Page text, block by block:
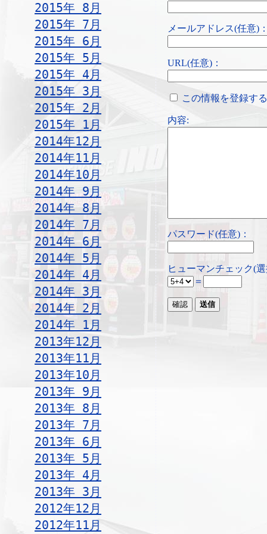
2015年 8月
2015年 7月
2015年 6月
2015年 5月
2015年 4月
2015年 3月
2015年 2月
2015年 1月
2014年12月
2014年11月
2014年10月
2014年 9月
2014年 8月
2014年 7月
2014年 6月
2014年 5月
2014年 4月
2014年 3月
2014年 2月
2014年 1月
2013年12月
2013年11月
2013年10月
2013年 9月
2013年 8月
2013年 7月
2013年 6月
2013年 5月
2013年 4月
2013年 3月
2012年12月
2012年11月
メールアドレス(任意)
URL(任意)：
この情報を登録する
内容:
パスワード(任意)：
ヒューマンチェック(
＝